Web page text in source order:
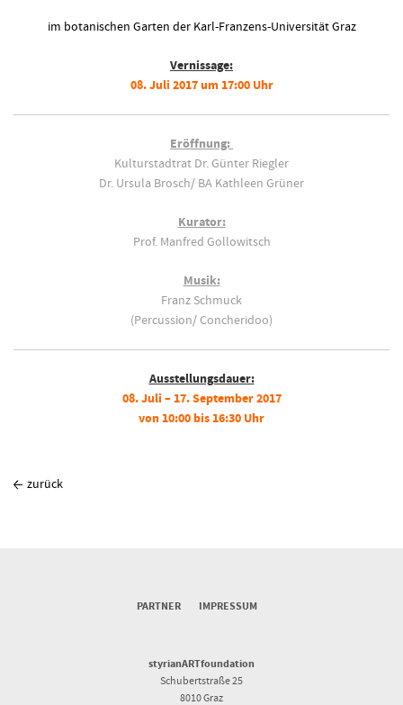
im botanischen Garten der Karl-Franzens-Universität Graz
Vernissage:
08. Juli 2017 um 17:00 Uhr
Eröffnung:
Kulturstadtrat Dr. Günter Riegler
Dr. Ursula Brosch/ BA Kathleen Grüner
Kurator:
Prof. Manfred Gollowitsch
Musik:
Franz Schmuck
(Percussion/ Concheridoo)
Ausstellungsdauer:
08. Juli – 17. September 2017
von 10:00 bis 16:30 Uhr
zurück
PARTNER IMPRESSUM
styrianARTfoundation
Schubertstraße 25
8010 Graz